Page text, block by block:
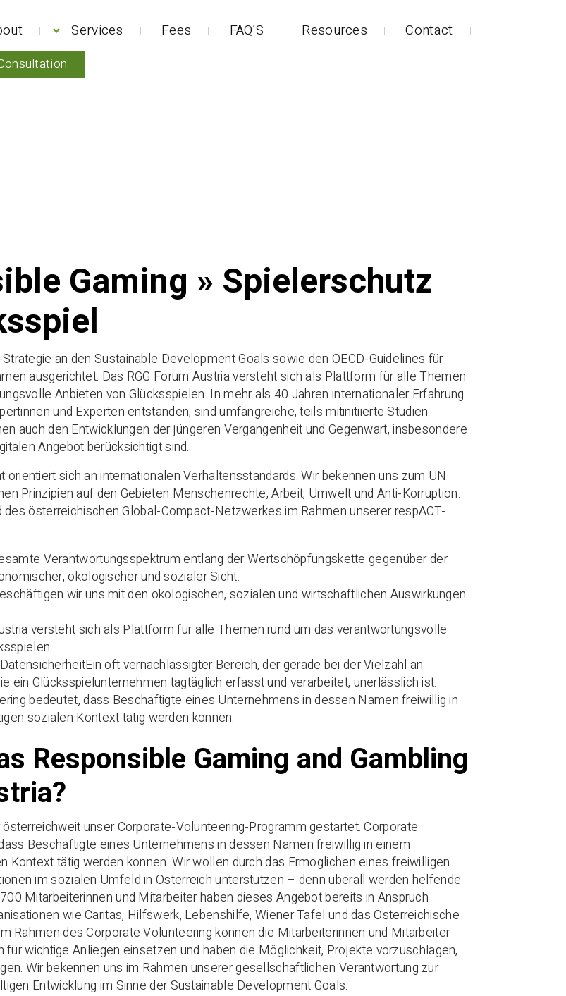
Services Fees FAQ’S Resources Contact
Gaming » Spielerschutz
an den Sustainable Development Goals sowie den OECD-Guidelines für
ausgerichtet. Das RGG Forum Austria versteht sich als Plattform für alle Themen
Anbieten von Glücksspielen. In mehr als 40 Jahren internationaler Erfahrung
und Experten entstanden, sind umfangreiche, teils mitinitiierte Studien
auch den Entwicklungen der jüngeren Vergangenheit und Gegenwart, insbesondere
Angebot berücksichtigt sind.
orientiert sich an internationalen Verhaltensstandards. Wir bekennen uns zum UN
Prinzipien auf den Gebieten Menschenrechte, Arbeit, Umwelt und Anti-Korruption.
des österreichischen Global-Compact-Netzwerkes im Rahmen unserer respACT-
Verantwortungsspektrum entlang der Wertschöpfungskette gegenüber der
ökologischer und sozialer Sicht.
wir uns mit den ökologischen, sozialen und wirtschaftlichen Auswirkungen
versteht sich als Plattform für alle Themen rund um das verantwortungsvolle
oft vernachlässigter Bereich, der gerade bei der Vielzahl an
ein Glücksspielunternehmen tagtäglich erfasst und verarbeitet, unerlässlich ist.
bedeutet, dass Beschäftigte eines Unternehmens in dessen Namen freiwillig in
sozialen Kontext tätig werden können.
Responsible Gaming and Gambling
unser Corporate-Volunteering-Programm gestartet. Corporate
Beschäftigte eines Unternehmens in dessen Namen freiwillig in einem
Kontext tätig werden können. Wir wollen durch das Ermöglichen eines freiwilligen
im sozialen Umfeld in Österreich unterstützen – denn überall werden helfende
Mitarbeiterinnen und Mitarbeiter haben dieses Angebot bereits in Anspruch
wie Caritas, Hilfswerk, Lebenshilfe, Wiener Tafel und das Österreichische
Rahmen des Corporate Volunteering können die Mitarbeiterinnen und Mitarbeiter
für wichtige Anliegen einsetzen und haben die Möglichkeit, Projekte vorzuschlagen,
Wir bekennen uns im Rahmen unserer gesellschaftlichen Verantwortung zur
Entwicklung im Sinne der Sustainable Development Goals.